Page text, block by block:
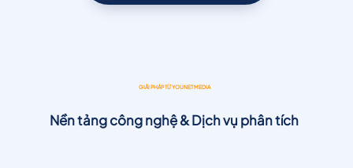
Nền tảng công nghệ & Dịch vụ phân tích
GIẢI PHÁP TỪ YOUNET MEDIA